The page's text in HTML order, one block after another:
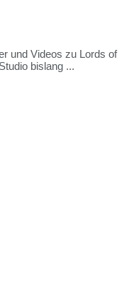
und Videos zu Lords of
bislang ...